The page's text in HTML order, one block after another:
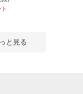
ト
と見る